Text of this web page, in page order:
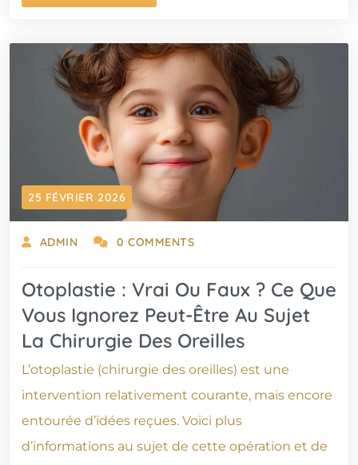
25 FÉVRIER 2026
ADMIN 0 COMMENTS
Otoplastie : Vrai Ou Faux ? Ce Que
Vous Ignorez Peut-Être Au Sujet
La Chirurgie Des Oreilles
L’otoplastie (chirurgie des oreilles) est une
intervention relativement courante, mais encore
entourée d’idées reçues. Voici plus
d’informations au sujet de cette opération et de